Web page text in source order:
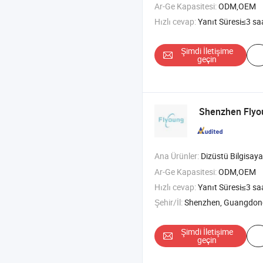
Ar-Ge Kapasitesi:ODM,OEM
Hızlı cevap:Yanıt Süresi≤3
Şimdi İletişime
geçin
Shenzhen
Ana Ürünler: Dizüstü
Ar-Ge Kapasitesi:ODM,OEM
Hızlı cevap:Yanıt Süresi≤3
Şehir/İl:Shenzhen,
Şimdi İletişime
geçin